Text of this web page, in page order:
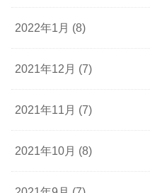
2022年1月 (8)
2021年12月 (7)
2021年11月 (7)
2021年10月 (8)